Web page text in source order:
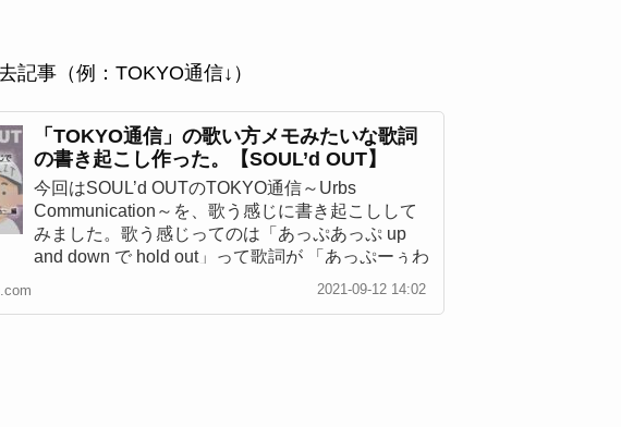
記事（例：TOKYO通信↓）
「TOKYO通信」の歌い方メモみたいな歌詞
の書き起こし作った。【SOUL’d OUT】
今回はSOUL’d OUTのTOKYO通信～Urbs
Communication～を、歌う感じに書き起こしして
みました。歌う感じってのは「あっぷあっぷ up
and down で hold out」って歌詞が 「あっぷーぅわ
っぽっぺんだーでほーｒだー」って聞こえるよね
2021-09-12 14:02